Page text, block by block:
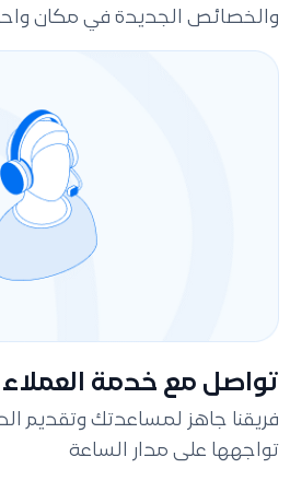
والخصائص الجديدة في مكان
تواصل مع خدمة العملاء
فريقنا جاهز لمساعدتك وتقديم
تواجهها على مدار الساعة